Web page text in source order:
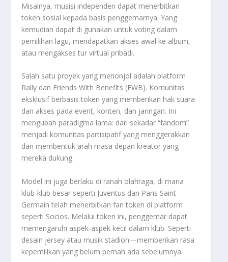
Misalnya, musisi independen dapat menerbitkan
token sosial kepada basis penggemarnya. Yang
kemudian dapat di gunakan untuk voting dalam
pemilihan lagu, mendapatkan akses awal ke album,
atau mengakses tur virtual pribadi.
Salah satu proyek yang menonjol adalah platform
Rally dan Friends With Benefits (FWB). Komunitas
eksklusif berbasis token yang memberikan hak suara
dan akses pada event, konten, dan jaringan. Ini
mengubah paradigma lama: dari sekadar “fandom”
menjadi komunitas partisipatif yang menggerakkan
dan membentuk arah masa depan kreator yang
mereka dukung.
Model ini juga berlaku di ranah olahraga, di mana
klub-klub besar seperti Juventus dan Paris Saint-
Germain telah menerbitkan fan token di platform
seperti Socios. Melalui token ini, penggemar dapat
memengaruhi aspek-aspek kecil dalam klub. Seperti
desain jersey atau musik stadion—memberikan rasa
kepemilikan yang belum pernah ada sebelumnya.